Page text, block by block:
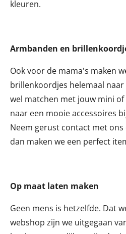
kleuren.
Armbanden en
Ook voor de mama's maken
brillenkoordjes helemaal naar
wel matchen met jouw mini
naar een mooie accessoires
Neem gerust contact met
dan maken we een perfect
Op maat laten maken
Geen mens is hetzelfde. Dat
webshop zijn we uitgegaan